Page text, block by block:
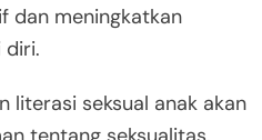
dan meningkatkan
diri.
literasi seksual anak akan